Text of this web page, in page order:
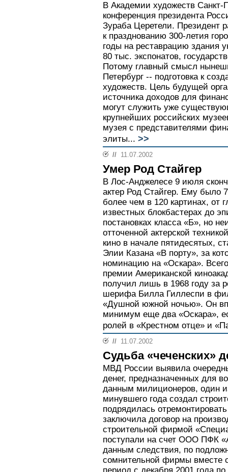
В Академии художеств Санкт-
конференция президента
Зураба Церетели. Президент
к празднованию 300-летия
годы на реставрацию здания
80 тыс. экспонатов,
Потому главный смысл
Петербург -- подготовка к
художеств. Цель будущей
источника доходов для
могут служить уже
крупнейших российских
музея с представителями
элиты... >>
// 11.07.2002
Умер Род Стайгер
В Лос-Анджелесе 9 июля
актер Род Стайгер. Ему было
более чем в 120 картинах, от
известных блокбастерах до
постановках класса «Б», но
отточенной актерской
кино в начале пятидесятых,
Элии Казана «В порту», за
номинацию на «Оскара».
премии Американской
получил лишь в 1968 году за
шерифа Билла Гиллеспи в
«Душной южной ночью». Он
минимум еще два «Оскара»,
ролей в «Крестном отце» и
// 11.07.2002
Судьба «чеченских»
МВД России выявила
денег, предназначенных для
данным милиционеров, один
минувшего года создал
подрядилась
заключила договор на
строительной фирмой
поступали на счет ООО ПФК
данным следствия, по
сомнительной фирмы вместе